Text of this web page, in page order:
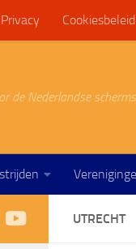
Privacy
de Nederlandse
UTRECHT